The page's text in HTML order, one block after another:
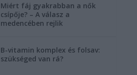
Miért fáj gyakrabban a nők
csípője? – A válasz a
medencében rejlik
B-vitamin komplex és folsav:
szükséged van rá?